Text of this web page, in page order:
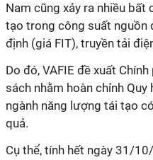
Nam cũng xảy ra nhiều
tạo trong công suất nguồn
định (giá FIT), truyền tải
Do đó, VAFIE đề xuất
sách nhằm hoàn chỉnh
ngành năng lượng tái tạo
quả.
Cụ thể, tính hết ngày 31/